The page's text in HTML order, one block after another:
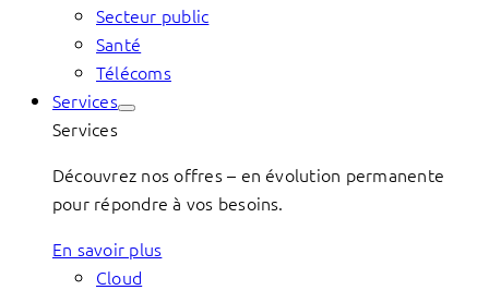
Secteur public
Santé
Télécoms
Services
Services
Découvrez nos offres – en évolution permanente
pour répondre à vos besoins.
En savoir plus
Cloud